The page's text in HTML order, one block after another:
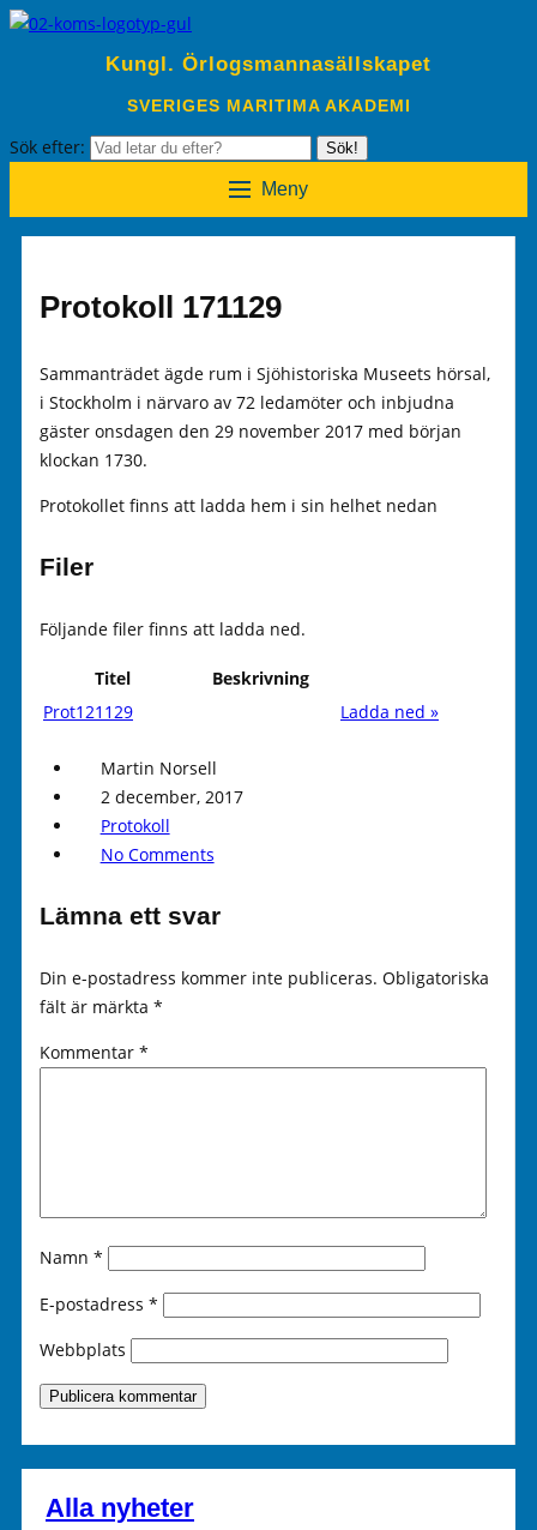
Kungl. Örlogsmannasällskapet
SVERIGES MARITIMA AKADEMI
Sök efter: Sök!
Meny
Protokoll 171129
Sammanträdet ägde rum i Sjöhistoriska Museets hörsal,
i Stockholm i närvaro av 72 ledamöter och inbjudna
gäster onsdagen den 29 november 2017 med början
klockan 1730.
Protokollet finns att ladda hem i sin helhet nedan
Filer
Följande filer finns att ladda ned.
Titel
Beskrivning
Prot121129
Ladda ned »
Martin Norsell
2 december, 2017
Protokoll
No Comments
Lämna ett svar
Din e-postadress kommer inte publiceras. Obligatoriska
fält är märkta *
Kommentar *
Namn *
E-postadress *
Webbplats
Alla nyheter